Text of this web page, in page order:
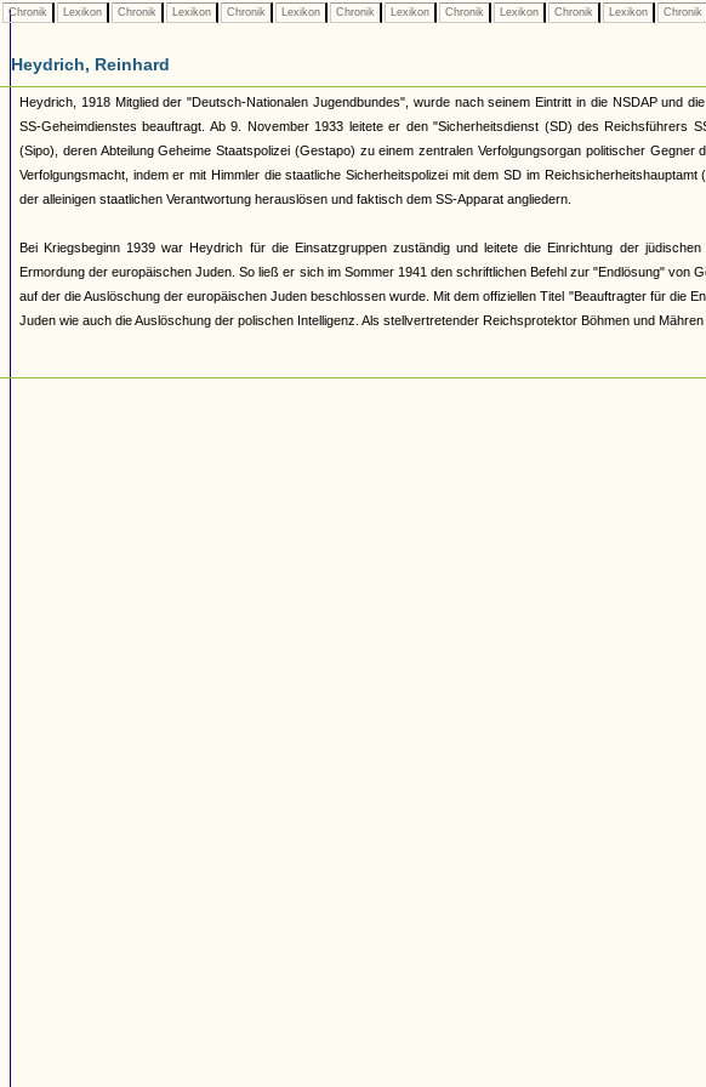
Chronik Lexikon Chronik Lexikon Chronik Lexikon Chronik Lexikon Chronik Lexikon Chronik Lexikon Chronik
Heydrich, Reinhard
Heydrich, 1918 Mitglied der "Deutsch-Nationalen Jugendbundes", wurde nach seinem Eintritt in die NSDAP und
SS-Geheimdienstes beauftragt. Ab 9. November 1933 leitete er den "Sicherheitsdienst (SD) des Reichsführers
(Sipo), deren Abteilung Geheime Staatspolizei (Gestapo) zu einem zentralen Verfolgungsorgan politischer
Verfolgungsmacht, indem er mit Himmler die staatliche Sicherheitspolizei mit dem SD im
der alleinigen staatlichen Verantwortung herauslösen und faktisch dem SS-Apparat angliedern.
Bei Kriegsbeginn 1939 war Heydrich für die Einsatzgruppen zuständig und leitete die Einrichtung der
Ermordung der europäischen Juden. So ließ er sich im Sommer 1941 den schriftlichen Befehl zur "Endlösung" von
auf der die Auslöschung der europäischen Juden beschlossen wurde. Mit dem offiziellen Titel "Beauftragter für die
Juden wie auch die Auslöschung der polischen Intelligenz. Als stellvertretender Reichsprotektor Böhmen und